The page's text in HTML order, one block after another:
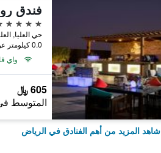
فندق
5 نجوم
0.0 كيلومتر عن وسط المدينة
واي
605 ﷼
المتوسط في
شاهد المزيد من أهم الفنادق في الرياض